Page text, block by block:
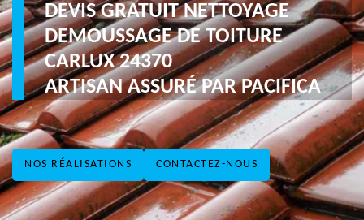
NOS RÉALISATIONS CONTACTEZ-NOUS
DEVIS GRATUIT NETTOYAGE
DEMOUSSAGE DE TOITURE
CARLUX 24370
ARTISAN ASSURÉ PAR PACIFICA